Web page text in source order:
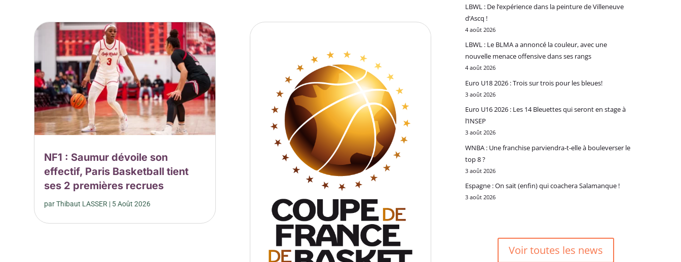
NF1 : Saumur dévoile son
effectif, Paris Basketball tient
ses 2 premières recrues
parThibaut LASSER | 5 Août 2026
LBWL : De l’expérience dans la peinture de Villeneuve
d’Ascq !
4 août 2026
LBWL : Le BLMA a annoncé la couleur, avec une
nouvelle menace offensive dans ses rangs
4 août 2026
Euro U18 2026 : Trois sur trois pour les bleues!
3 août 2026
Euro U16 2026 : Les 14 Bleuettes qui seront en stage à
l’INSEP
3 août 2026
WNBA : Une franchise parviendra-t-elle à bouleverser le
top 8 ?
3 août 2026
Espagne : On sait (enfin) qui coachera Salamanque !
3 août 2026
Voir toutes les news